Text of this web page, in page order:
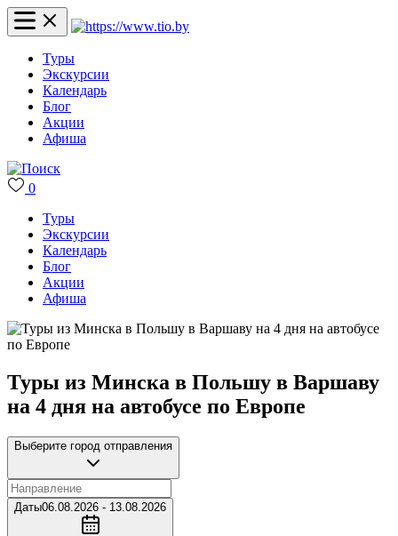
Туры
Экскурсии
Календарь
Блог
Акции
Афиша
0
Туры
Экскурсии
Календарь
Блог
Акции
Афиша
Туры из Минска в Польшу в Варшаву
на 4 дня на автобусе по Европе
Выберите город отправления
Даты06.08.2026 - 13.08.2026